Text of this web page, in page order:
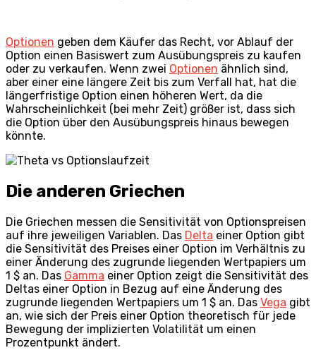
Optionen geben dem Käufer das Recht, vor Ablauf der
Option einen Basiswert zum Ausübungspreis zu kaufen
oder zu verkaufen. Wenn zwei Optionen ähnlich sind,
aber einer eine längere Zeit bis zum Verfall hat, hat die
längerfristige Option einen höheren Wert, da die
Wahrscheinlichkeit (bei mehr Zeit) größer ist, dass sich
die Option über den Ausübungspreis hinaus bewegen
könnte.
Die anderen Griechen
Die Griechen messen die Sensitivität von Optionspreisen
auf ihre jeweiligen Variablen. Das Delta einer Option gibt
die Sensitivität des Preises einer Option im Verhältnis zu
einer Änderung des zugrunde liegenden Wertpapiers um
1 $ an. Das Gamma einer Option zeigt die Sensitivität des
Deltas einer Option in Bezug auf eine Änderung des
zugrunde liegenden Wertpapiers um 1 $ an. Das Vega gibt
an, wie sich der Preis einer Option theoretisch für jede
Bewegung der implizierten Volatilität um einen
Prozentpunkt ändert.